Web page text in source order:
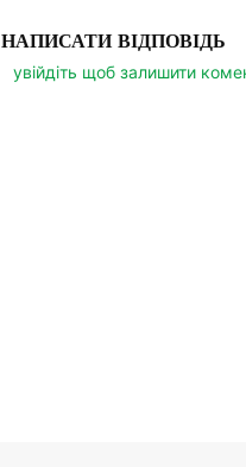
НАПИСАТИ ВІДПОВІДЬ
увійдіть щоб залишити